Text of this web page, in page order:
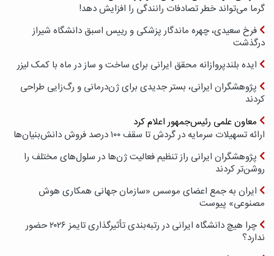
گرما می‌تواند خطر تصادفات رانندگی را افزایش دهد!
فرخ سعیدی، چهره ماندگار پزشکی و رییس اسبق دانشگاه شیراز
درگذشت
ایده بلندپروازانه محقق ایرانی برای ساخت و ساز در ماه با کمک لیزر
پژوهشگران ایرانی، بستر جدیدی برای ژن‌درمانی و رگ‌زایی طراحی
کردند
معاون علمی رئیس‌جمهور اعلام کرد
ارائه تسهیلات سرمایه در گردش تا سقف ۱۰۰ درصد فروش دانش‌بنیان‌ها
پژوهشگران ایرانی راز تنظیم فعالیت ژن‌ها در سلول‌های مختلف را
روشن‌تر کردند
ایران به جمع اعضای موسس «سازمان جهانی همکاری هوش
مصنوعی» پیوست
چرا هیچ دانشگاه ایرانی در رتبه‌بندی تأثیرگذاری تایمز ۲۰۲۶ حضور
ندارد؟